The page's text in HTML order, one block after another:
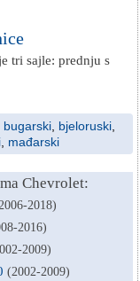
tri sajle: prednju s
bugarski bjeloruski
mađarski
Chevrolet:
2018)
2016)
2009)
(2002-2009)